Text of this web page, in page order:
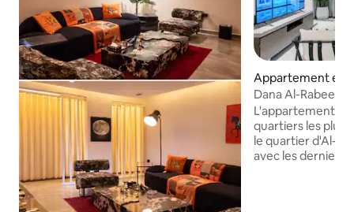
Appartement en
⋅ Riyadh
Dana Al-Rabee
L'appartement
quartiers les plus
le quartier d'Al-
avec les derniers